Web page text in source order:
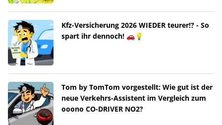
Kfz-Versicherung 2026 WIEDER teurer!? - So
spart ihr dennoch! 🚗💡
Tom by TomTom vorgestellt: Wie gut ist der
neue Verkehrs-Assistent im Vergleich zum
ooono CO-DRIVER NO2?